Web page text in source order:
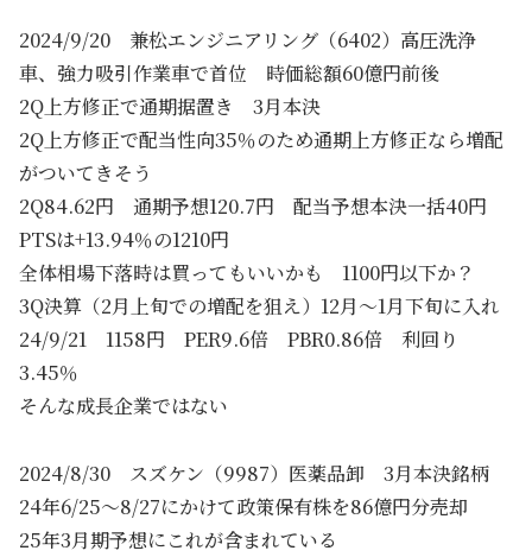
2024/9/20 兼松エンジニアリング（6402）高圧洗浄
車、強力吸引作業車で首位 時価総額60億円前後
2Q上方修正で通期据置き 3月本決
2Q上方修正で配当性向35％のため通期上方修正なら増配
がついてきそう
2Q84.62円 通期予想120.7円 配当予想本決一括40円
PTSは+13.94％の1210円
全体相場下落時は買ってもいいかも 1100円以下か？
3Q決算（2月上旬での増配を狙え）12月～1月下旬に入れ
24/9/21 1158円 PER9.6倍 PBR0.86倍 利回り
3.45％
そんな成長企業ではない
2024/8/30 スズケン（9987）医薬品卸 3月本決銘柄
24年6/25～8/27にかけて政策保有株を86億円分売却
25年3月期予想にこれが含まれている